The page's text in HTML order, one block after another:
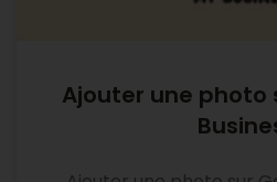
Ajouter une photo